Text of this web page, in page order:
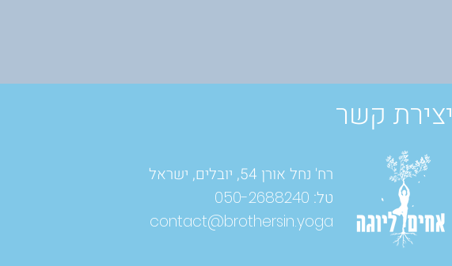
יצירת קשר
רח' נחל אורן 54, יובלים, ישראל
טל: 050-2688240
contact@brothersin.yoga